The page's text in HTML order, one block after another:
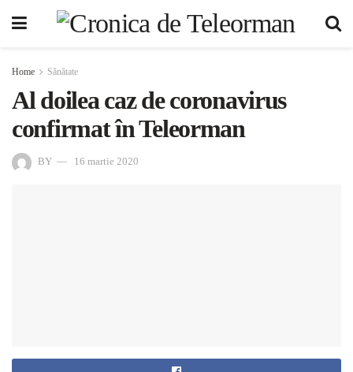
Home Sănătate
Al doilea caz de coronavirus
confirmat în Teleorman
BY 16 martie 2020